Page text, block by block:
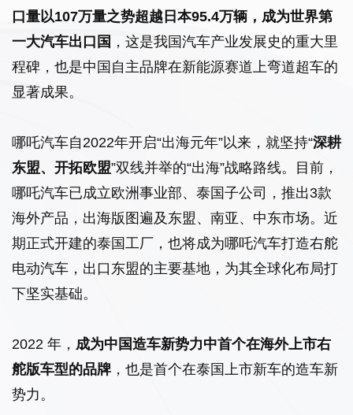
口量以107万量之势超越日本95.4万辆，成为世界第
一大汽车出口国 ，这是我国汽车产业发展史的重大里
程碑，也是中国自主品牌在新能源赛道上弯道超车的
显著成果。
哪吒汽车自2022年开启“出海元年”以来，就坚持“深耕
东盟、开拓欧盟”双线并举的“出海”战略路线。目前，
哪吒汽车已成立欧洲事业部、泰国子公司，推出3款
海外产品，出海版图遍及东盟、南亚、中东市场。近
期正式开建的泰国工厂，也将成为哪吒汽车打造右舵
电动汽车，出口东盟的主要基地，为其全球化布局打
下坚实基础。
2022 年， 成为中国造车新势力中首个在海外上市右
舵版车型的品牌 ，也是首个在泰国上市新车的造车新
势力。